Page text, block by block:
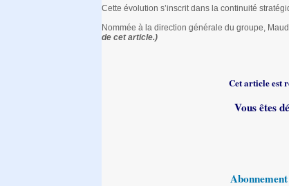
Cette évolution s’inscrit dans la continuité
Nommée à la direction générale du groupe,
de cet article.)
Cet article est
Vous êtes